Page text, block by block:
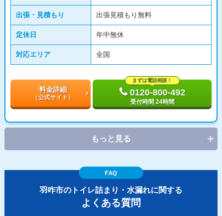
出張・見積もり 出張見積もり無料
定休日 年中無休
対応エリア 全国
料金詳細
（公式サイト）
まずは電話相談！
0120-800-492
受付時間 24時間
もっと見る
羽咋市のトイレ詰まり・水漏れに関する
よくある質問